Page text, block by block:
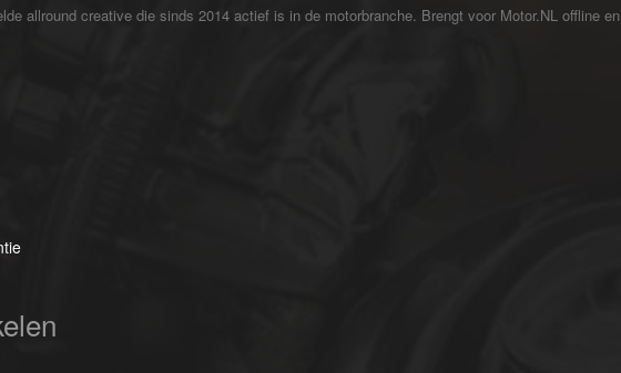
allround creative die sinds 2014 actief is in de motorbranche. Brengt voor Motor.NL offline en